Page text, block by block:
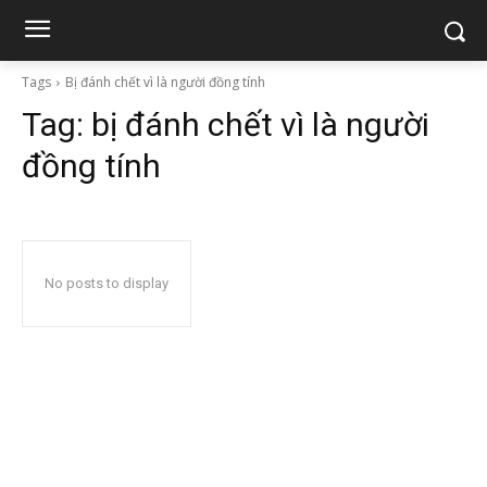
Tags Bị đánh chết vì là người đồng tính
Tag: bị đánh chết vì là người
đồng tính
No posts to display